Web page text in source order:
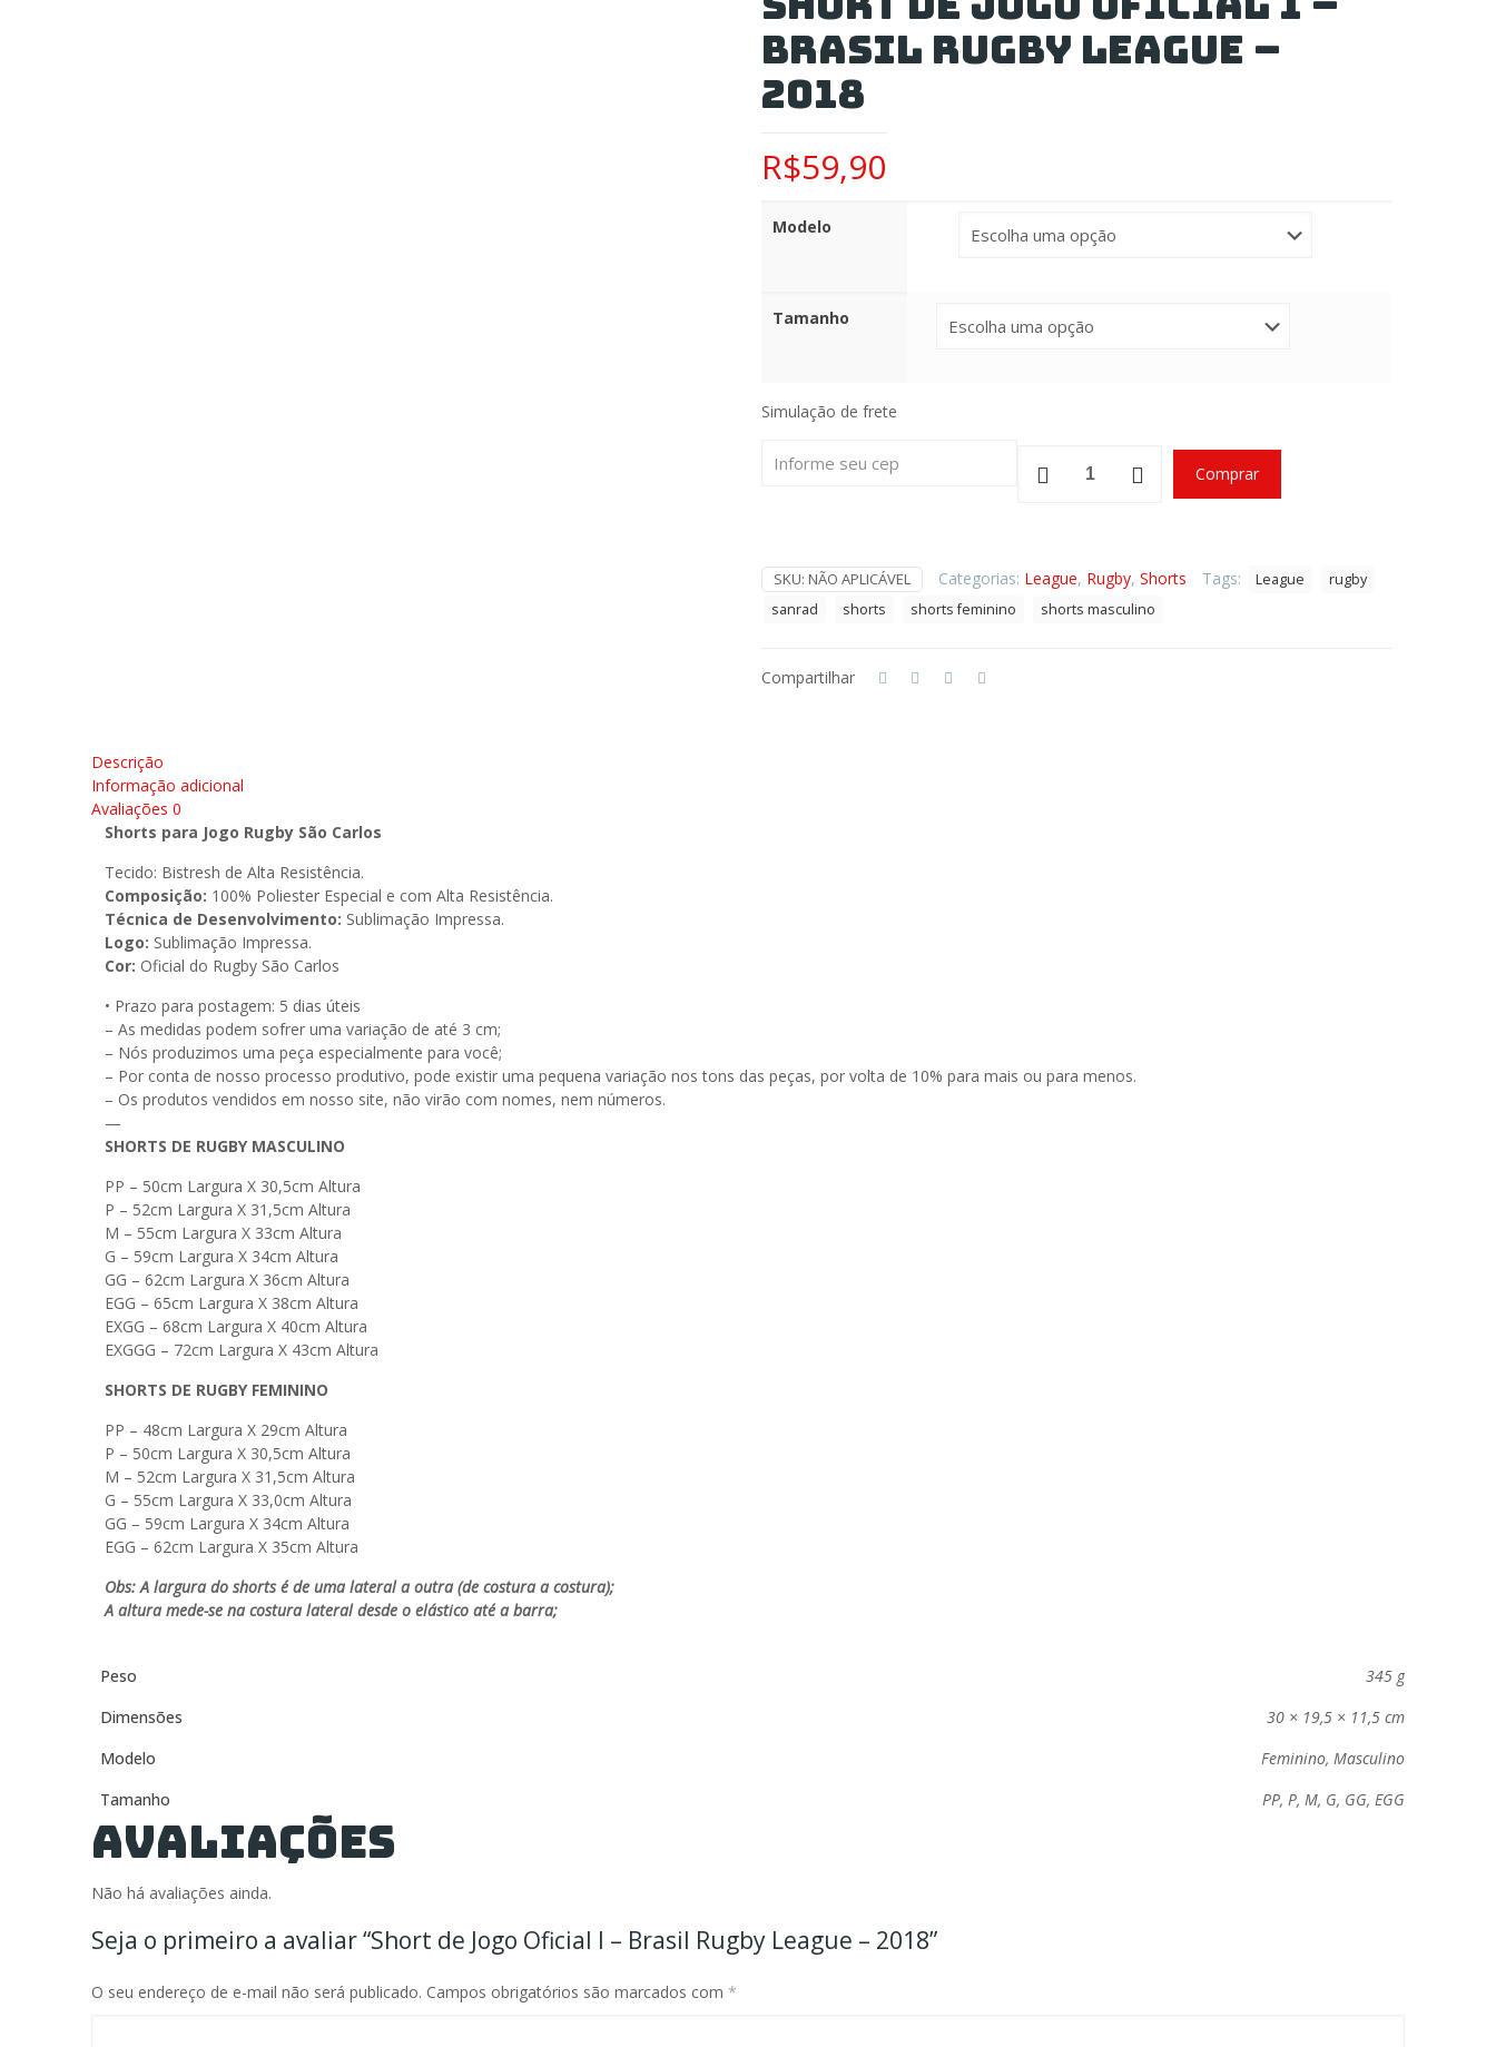
Brasil Rugby League –
2018
R$59,90
Modelo
Tamanho
Simulação de frete
–
Brasil
Rugby
Comprar
SKU: NÃO APLICÁVEL Categorias: League, Rugby, Shorts Tags: League
rugby
sanrad
shorts shorts feminino shorts masculino
Compartilhar
Descrição
Informação adicional
Avaliações 0
Shorts para Jogo Rugby São Carlos
Tecido: Bistresh de Alta Resistência.
Composição: 100% Poliester Especial e com Alta Resistência.
Técnica de Desenvolvimento: Sublimação Impressa.
Logo: Sublimação Impressa.
Cor: Oficial do Rugby São Carlos
• Prazo para postagem: 5 dias úteis
– As medidas podem sofrer uma variação de até 3 cm;
– Nós produzimos uma peça especialmente para você;
– Por conta de nosso processo produtivo, pode existir uma pequena variação nos tons das peças, por volta de 10% para mais ou para menos.
– Os produtos vendidos em nosso site, não virão com nomes, nem números.
—
SHORTS DE RUGBY MASCULINO
PP – 50cm Largura X 30,5cm Altura
P – 52cm Largura X 31,5cm Altura
M – 55cm Largura X 33cm Altura
G – 59cm Largura X 34cm Altura
GG – 62cm Largura X 36cm Altura
EGG – 65cm Largura X 38cm Altura
EXGG – 68cm Largura X 40cm Altura
EXGGG – 72cm Largura X 43cm Altura
SHORTS DE RUGBY FEMININO
PP – 48cm Largura X 29cm Altura
P – 50cm Largura X 30,5cm Altura
M – 52cm Largura X 31,5cm Altura
G – 55cm Largura X 33,0cm Altura
GG – 59cm Largura X 34cm Altura
EGG – 62cm Largura X 35cm Altura
Obs: A largura do shorts é de uma lateral a outra (de costura a costura);
A altura mede-se na costura lateral desde o elástico até a barra;
Peso
345 g
Dimensões
30 × 19,5 × 11,5 cm
Modelo
Feminino, Masculino
Tamanho
PP, P, M, G, GG, EGG
Avaliações
Não há avaliações ainda.
Seja o primeiro a avaliar “Short de Jogo Oficial I – Brasil Rugby League – 2018”
O seu endereço de e-mail não será publicado. Campos obrigatórios são marcados com *